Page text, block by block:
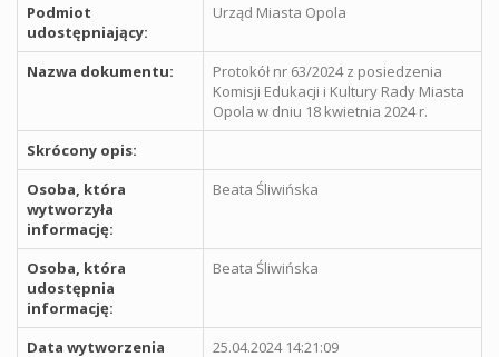
Podmiot
udostępniający:
Urząd Miasta Opola
Nazwa dokumentu:
Protokół nr 63/2024 z posiedzenia
Komisji Edukacji i Kultury Rady Miasta
Opola w dniu 18 kwietnia 2024 r.
Skrócony opis:
Osoba, która
wytworzyła
informację:
Beata Śliwińska
Osoba, która
udostępnia
informację:
Beata Śliwińska
Data wytworzenia
25.04.2024 14:21:09